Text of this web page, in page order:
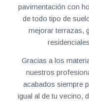
pavimentación con
de todo tipo de
mejorar terrazas,
Gracias a los
nuestros
acabados siempre
igual al de tu vecino,